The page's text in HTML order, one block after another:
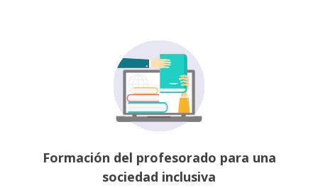
Formación del profesorado para una
sociedad inclusiva